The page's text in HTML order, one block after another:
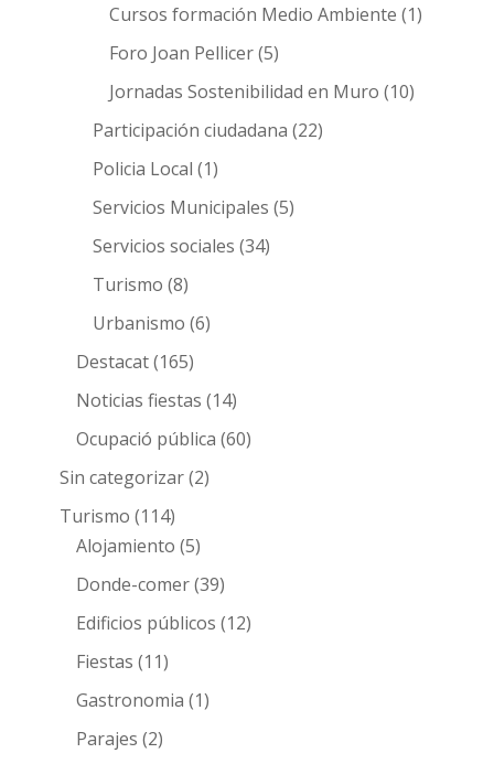
Cursos formación Medio Ambiente (1)
Foro Joan Pellicer(5)
Jornadas Sostenibilidad en Muro (10)
Participación ciudadana (22)
Policia Local (1)
Servicios Municipales (5)
Servicios sociales (34)
Turismo (8)
Urbanismo (6)
Destacat(165)
Noticias fiestas (14)
Ocupació pública (60)
Sin categorizar(2)
Turismo (114)
Alojamiento (5)
Donde-comer(39)
Edificios públicos (12)
Fiestas (11)
Gastronomia (1)
Parajes (2)